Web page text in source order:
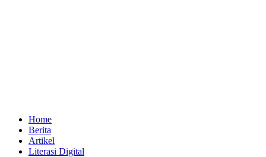
Home
Berita
Artikel
Literasi Digital